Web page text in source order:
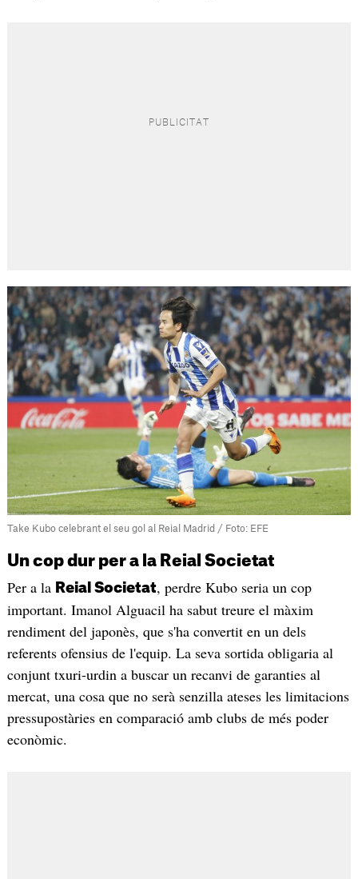
Take Kubo celebrant el seu gol al Reial Madrid / Foto: EFE
Un cop dur per a la Reial Societat
Per a la Reial Societat, perdre Kubo seria un cop
important. Imanol Alguacil ha sabut treure el màxim
rendiment del japonès, que s'ha convertit en un dels
referents ofensius de l'equip. La seva sortida obligaria al
conjunt txuri-urdin a buscar un recanvi de garanties al
mercat, una cosa que no serà senzilla ateses les limitacions
pressupostàries en comparació amb clubs de més poder
econòmic.